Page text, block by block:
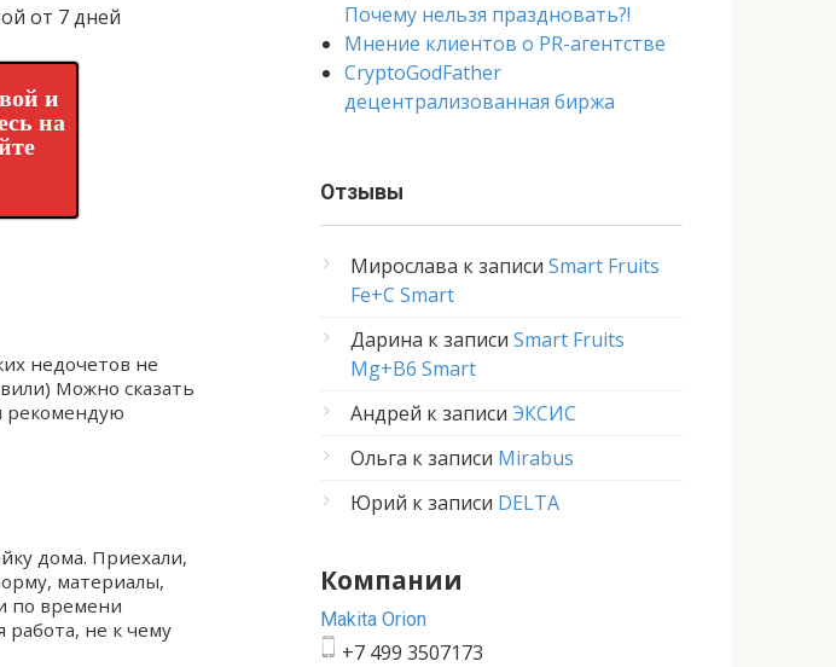
от 7 дней
и
на
недочетов не
Можно сказать
рекомендую
дома. Приехали,
материалы,
по времени
работа, не к чему
Почему нельзя праздновать?!
Мнение клиентов о PR-агентстве
CryptoGodFather
децентрализованная биржа
Отзывы
Мирослава к записи Smart Fruits
Fe+C Smart
Дарина к записи Smart Fruits
Mg+B6 Smart
Андрей к записи ЭКСИС
Ольга к записи Mirabus
Юрий к записи DELTA
Компании
Makita Orion
+7 499 3507173